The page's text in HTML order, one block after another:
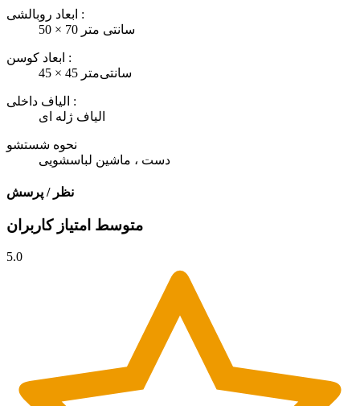
ابعاد روبالشی :
50 × 70 سانتی متر
ابعاد کوسن :
45 × 45 سانتی‌متر
الیاف داخلی :
الیاف ژله ای
نحوه شستشو
دست ، ماشین لباسشویی
نظر / پرسش
متوسط امتیاز کاربران
5.0